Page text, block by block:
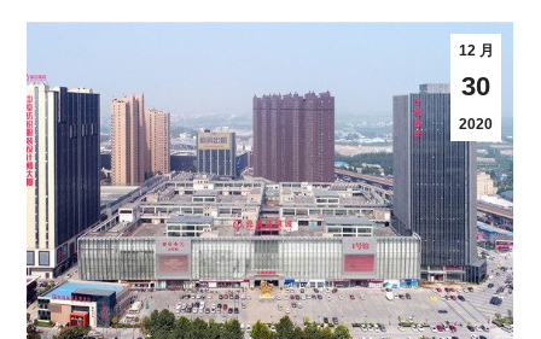
12 月
30
2020